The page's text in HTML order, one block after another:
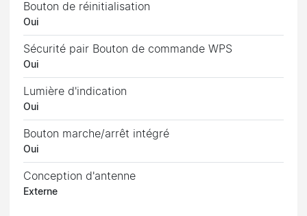
Bouton de réinitialisation
Oui
Sécurité pair Bouton de commande WPS
Oui
Lumière d'indication
Oui
Bouton marche/arrêt intégré
Oui
Conception d'antenne
Externe